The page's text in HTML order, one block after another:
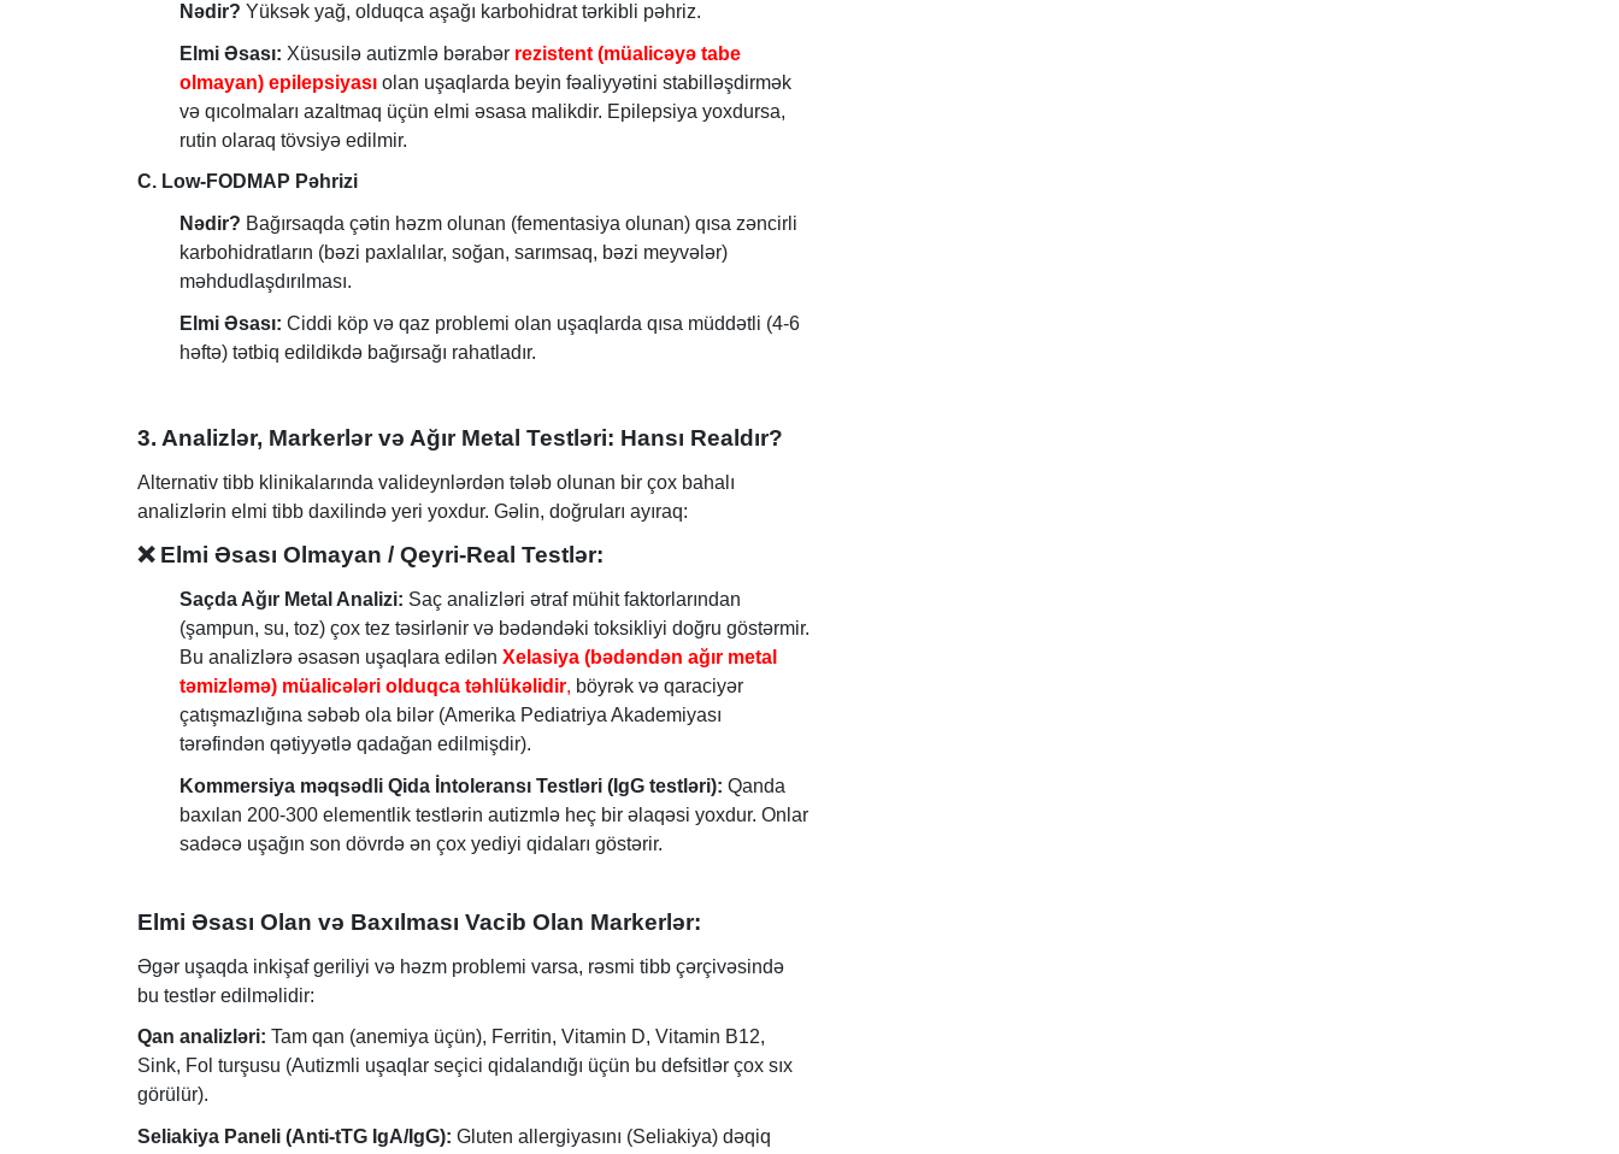
Nədir? Yüksək yağ, olduqca aşağı karbohidrat tərkibli pəhriz.
Elmi Əsası: Xüsusilə autizmlə bərabər rezistent (müalicəyə tabe
olmayan) epilepsiyası olan uşaqlarda beyin fəaliyyətini stabilləşdirmək
və qıcolmaları azaltmaq üçün elmi əsasa malikdir. Epilepsiya yoxdursa,
rutin olaraq tövsiyə edilmir.
C. Low-FODMAP Pəhrizi
Nədir? Bağırsaqda çətin həzm olunan (fementasiya olunan) qısa zəncirli
karbohidratların (bəzi paxlalılar, soğan, sarımsaq, bəzi meyvələr)
məhdudlaşdırılması.
Elmi Əsası: Ciddi köp və qaz problemi olan uşaqlarda qısa müddətli (4-6
həftə) tətbiq edildikdə bağırsağı rahatladır.
3. Analizlər, Markerlər və Ağır Metal Testləri: Hansı Realdır?
Alternativ tibb klinikalarında valideynlərdən tələb olunan bir çox bahalı
analizlərin elmi tibb daxilində yeri yoxdur. Gəlin, doğruları ayıraq:
❌Elmi Əsası Olmayan / Qeyri-Real Testlər:
Saçda Ağır Metal Analizi: Saç analizləri ətraf mühit faktorlarından
(şampun, su, toz) çox tez təsirlənir və bədəndəki toksikliyi doğru göstərmir.
Bu analizlərə əsasən uşaqlara edilən Xelasiya (bədəndən ağır metal
təmizləmə) müalicələri olduqca təhlükəlidir, böyrək və qaraciyər
çatışmazlığına səbəb ola bilər (Amerika Pediatriya Akademiyası
tərəfindən qətiyyətlə qadağan edilmişdir).
Kommersiya məqsədli Qida İntoleransı Testləri (IgG testləri): Qanda
baxılan 200-300 elementlik testlərin autizmlə heç bir əlaqəsi yoxdur. Onlar
sadəcə uşağın son dövrdə ən çox yediyi qidaları göstərir.
Elmi Əsası Olan və Baxılması Vacib Olan Markerlər:
Əgər uşaqda inkişaf geriliyi və həzm problemi varsa, rəsmi tibb çərçivəsində
bu testlər edilməlidir:
Qan analizləri: Tam qan (anemiya üçün), Ferritin, Vitamin D, Vitamin B12,
Sink, Fol turşusu (Autizmli uşaqlar seçici qidalandığı üçün bu defsitlər çox sıx
görülür).
Seliakiya Paneli (Anti-tTG IgA/IgG): Gluten allergiyasını (Seliakiya) dəqiq